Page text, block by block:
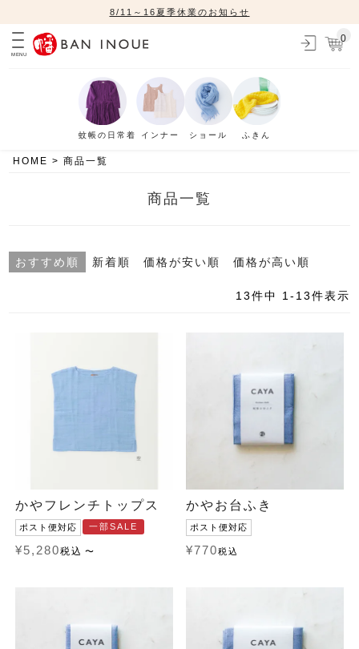
8/11～16夏季休業のお知らせ
MENU
0
蚊帳の日常着 インナー ショール ふきん
HOME 商品一覧
商品一覧
おすすめ順 新着順 価格が安い順 価格が高い順
13件中 1 - 13件表示
かやフレンチトップス
ポスト便対応 一部SALE
¥5,280税込 〜
かやお台ふき
ポスト便対応
¥770税込